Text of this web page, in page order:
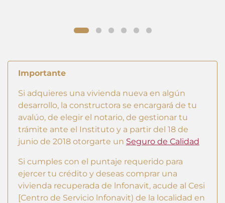
Importante
Si adquieres una vivienda nueva en algún
desarrollo, la constructora se encargará de tu
avalúo, de elegir el notario, de gestionar tu
trámite ante el Instituto y a partir del 18 de
junio de 2018 otorgarte un Seguro de Calidad
Si cumples con el puntaje requerido para
ejercer tu crédito y deseas comprar una
vivienda recuperada de lnfonavit, acude al Cesi
[Centro de Servicio lnfonavit) de la localidad en